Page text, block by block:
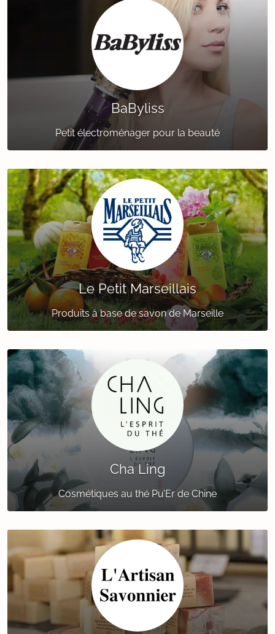
BaByliss
Petit électroménager pour la beauté
Le Petit Marseillais
Produits à base de savon de Marseille
Cha Ling
Cosmétiques au thé Pu’Er de Chine